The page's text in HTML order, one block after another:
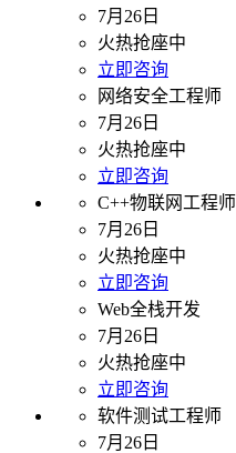
7月26日
火热抢座中
立即咨询
网络安全工程师
7月26日
火热抢座中
立即咨询
C++物联网工程师
7月26日
火热抢座中
立即咨询
Web全栈开发
7月26日
火热抢座中
立即咨询
软件测试工程师
7月26日